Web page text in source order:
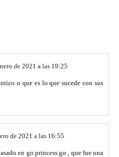
de 2021 a las 19:25
o que es lo que sucede con sus
de 2021 a las 16:55
en go princess go , que fue una